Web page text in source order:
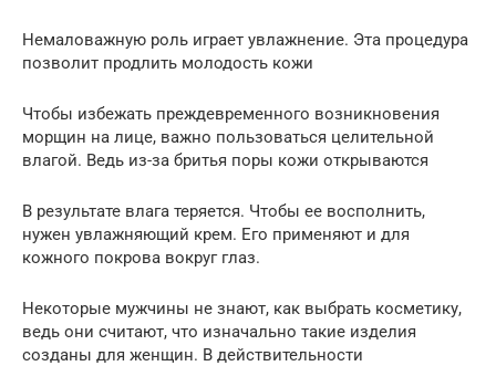
Немаловажную роль играет увлажнение. Эта процедура
позволит продлить молодость кожи
Чтобы избежать преждевременного возникновения
морщин на лице, важно пользоваться целительной
влагой. Ведь из-за бритья поры кожи открываются
В результате влага теряется. Чтобы ее восполнить,
нужен увлажняющий крем. Его применяют и для
кожного покрова вокруг глаз.
Некоторые мужчины не знают, как выбрать косметику,
ведь они считают, что изначально такие изделия
созданы для женщин. В действительности